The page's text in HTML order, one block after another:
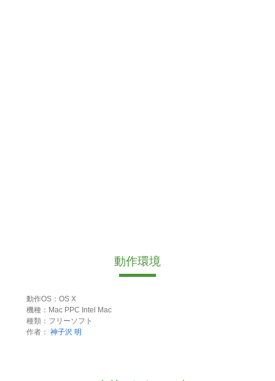
動作環境
動作OS：OS X
機種：Mac PPC Intel Mac
種類：フリーソフト
作者： 神子沢 明